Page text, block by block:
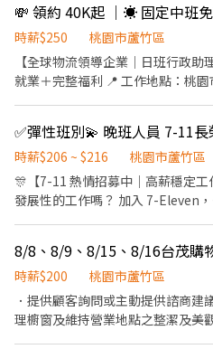
動💪 —————-我是可愛的分隔線
隊、領團人員、隊輔 🦾工作性質：
薪資條件：面議 業界待遇最高 🔞
情皆可❗️ #薪資待遇業界最高 #員工活動多到數不完 #員工福利那是必
須 #同事之間好笑好相處好相處🤤
🎮
度：六日/五六/日一（輪值） 另可選固定休六日 【工作內容】 ✔ 行
政文書處理 ✔ 進/出/組貨檢驗支援 【公司福利】 ✅ 勞健保＋團保 ✅
免費機車停車位 ✅ 節日禮品 ✅ 尾牙 📲 應徵方式 電話：0982-631-
099（萬寶華_玲小姐） ➜ https://
時薪$250
桃園市蘆竹區
【全球物流領導企業｜日班行政
就業＋完整福利 📍 工作地點：桃
政文書處理 ✔ 進/出/組貨檢驗支援
免費機車停車位 ✅ 節日禮品 ✅ 年
0982-631-099（萬寶華_玲小姐
圖職缺＋加好友＝快速安排面試！
時薪$206 ~ $216
桃園市蘆竹區
🎊【7-11 熱情招募中｜高薪穩定工作機會✨】 🔥想
發展性的工作嗎？ 加入 7-Eleven
16:00-23:00 ➜ $210/H (含津貼) ✨ 行動，才會遇見機會 ✨ 📌【職缺
亮點】 ✔ 時薪最高 $210 ✔ 排班彈
教育訓練｜無經驗也可上手 ✔ 工
迎二度就業 ✔升遷制度透明｜培養
時薪$200
桃園市蘆竹區
．提供顧客詢問或主動提供諮商建
理櫥窗及維持營業地點之整潔及美